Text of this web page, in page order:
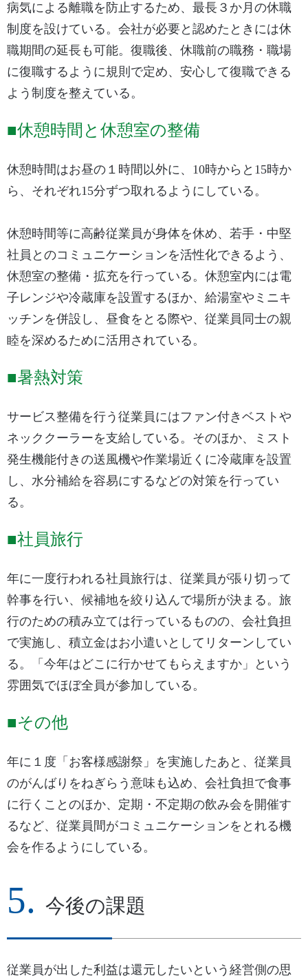
病気による離職を防止するため、最長３か月の休職
制度を設けている。会社が必要と認めたときには休
職期間の延長も可能。復職後、休職前の職務・職場
に復職するように規則で定め、安心して復職できる
よう制度を整えている。
■休憩時間と休憩室の整備
休憩時間はお昼の１時間以外に、10時からと15時か
ら、それぞれ15分ずつ取れるようにしている。
休憩時間等に高齢従業員が身体を休め、若手・中堅
社員とのコミュニケーションを活性化できるよう、
休憩室の整備・拡充を行っている。休憩室内には電
子レンジや冷蔵庫を設置するほか、給湯室やミニキ
ッチンを併設し、昼食をとる際や、従業員同士の親
睦を深めるために活用されている。
■暑熱対策
サービス整備を行う従業員にはファン付きベストや
ネッククーラーを支給している。そのほか、ミスト
発生機能付きの送風機や作業場近くに冷蔵庫を設置
し、水分補給を容易にするなどの対策を行ってい
る。
■社員旅行
年に一度行われる社員旅行は、従業員が張り切って
幹事を行い、候補地を絞り込んで場所が決まる。旅
行のための積み立ては行っているものの、会社負担
で実施し、積立金はお小遣いとしてリターンしてい
る。「今年はどこに行かせてもらえますか」という
雰囲気でほぼ全員が参加している。
■その他
年に１度「お客様感謝祭」を実施したあと、従業員
のがんばりをねぎらう意味も込め、会社負担で食事
に行くことのほか、定期・不定期の飲み会を開催す
るなど、従業員間がコミュニケーションをとれる機
会を作るようにしている。
今後の課題
従業員が出した利益は還元したいという経営側の思